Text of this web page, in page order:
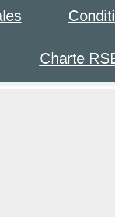
Charte